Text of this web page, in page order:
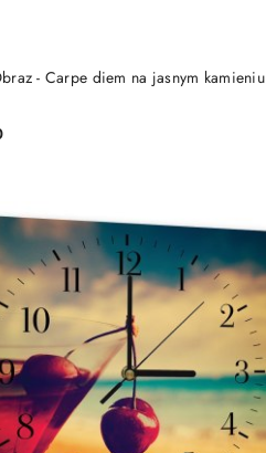
Zegar Obraz - Carpe diem na jasnym kamieniu
DO KOSZYKA